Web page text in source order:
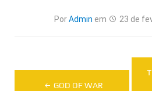
PorAdmin em 23 de
Navegação
GOD OF WAR